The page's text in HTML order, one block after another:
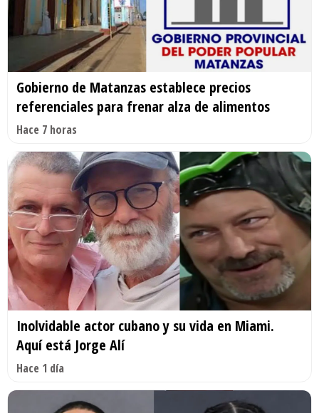
Gobierno de Matanzas establece precios
referenciales para frenar alza de alimentos
Hace 7 horas
Inolvidable actor cubano y su vida en Miami.
Aquí está Jorge Alí
Hace 1 día